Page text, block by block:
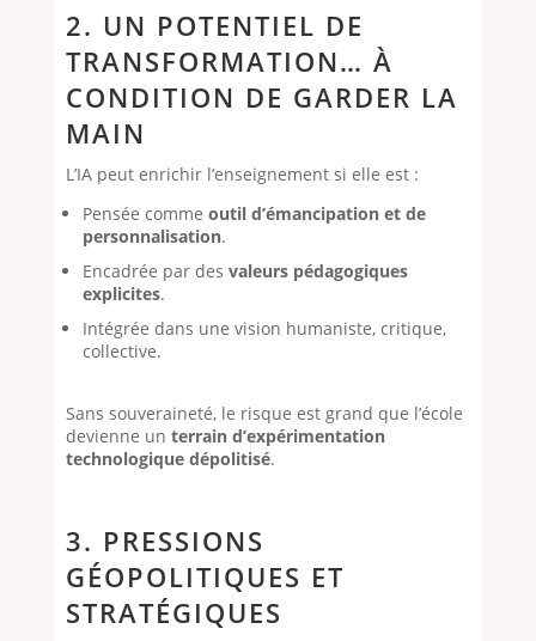
2. UN POTENTIEL DE
TRANSFORMATION… À
CONDITION DE GARDER LA
MAIN
L’IA peut enrichir l’enseignement si elle est :
Pensée comme outil d’émancipation et de
personnalisation.
Encadrée par des valeurs pédagogiques
explicites.
Intégrée dans une vision humaniste, critique,
collective.
Sans souveraineté, le risque est grand que l’école
devienne un terrain d’expérimentation
technologique dépolitisé.
3. PRESSIONS
GÉOPOLITIQUES ET
STRATÉGIQUES